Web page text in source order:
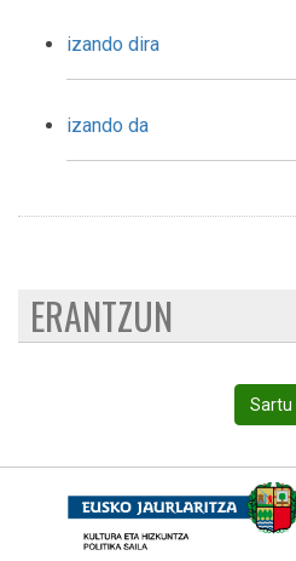
izando dira
izando da
ERANTZUN
Sartu